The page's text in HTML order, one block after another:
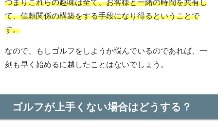
つまりこれらの趣味は全て、お客様と一緒の時間を共有し
て、信頼関係の構築をする手段になり得るということで
す。
なので、もしゴルフをしようか悩んでいるのであれば、一
刻も早く始めるに越したことはないでしょう。
ゴルフが上手くない場合はどうする？